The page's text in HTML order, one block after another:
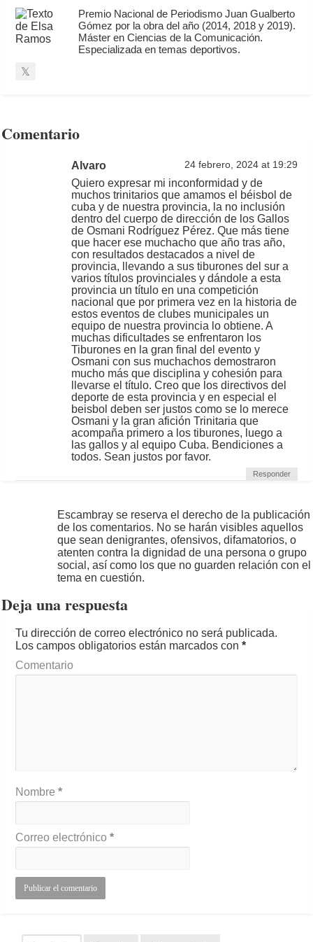
Premio Nacional de Periodismo Juan Gualberto
Gómez por la obra del año (2014, 2018 y 2019).
Máster en Ciencias de la Comunicación.
Especializada en temas deportivos.
Comentario
Alvaro 24 febrero, 2024 at 19:29
Quiero expresar mi inconformidad y de
muchos trinitarios que amamos el béisbol de
cuba y de nuestra provincia, la no inclusión
dentro del cuerpo de dirección de los Gallos
de Osmani Rodríguez Pérez. Que más tiene
que hacer ese muchacho que año tras año,
con resultados destacados a nivel de
provincia, llevando a sus tiburones del sur a
varios títulos provinciales y dándole a esta
provincia un título en una competición
nacional que por primera vez en la historia de
estos eventos de clubes municipales un
equipo de nuestra provincia lo obtiene. A
muchas dificultades se enfrentaron los
Tiburones en la gran final del evento y
Osmani con sus muchachos demostraron
mucho más que disciplina y cohesión para
llevarse el título. Creo que los directivos del
deporte de esta provincia y en especial el
beisbol deben ser justos como se lo merece
Osmani y la gran afición Trinitaria que
acompaña primero a los tiburones, luego a
las gallos y al equipo Cuba. Bendiciones a
todos. Sean justos por favor.
Responder
Escambray se reserva el derecho de la publicación
de los comentarios. No se harán visibles aquellos
que sean denigrantes, ofensivos, difamatorios, o
atenten contra la dignidad de una persona o grupo
social, así como los que no guarden relación con el
tema en cuestión.
Deja una respuesta
Tu dirección de correo electrónico no será publicada.
Los campos obligatorios están marcados con*
Comentario
Nombre*
Correo electrónico*